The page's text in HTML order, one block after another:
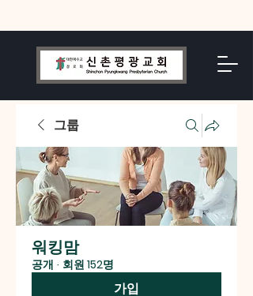
그룹
워킹맘
공개 · 회원 152명
가입